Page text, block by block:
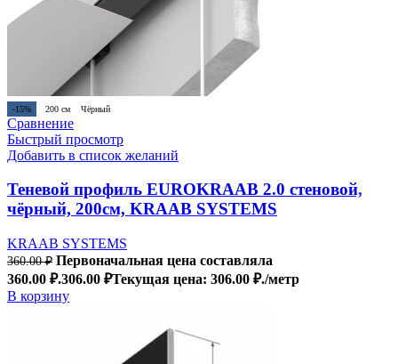
-15% 200 см Чёрный
Сравнение
Быстрый просмотр
Добавить в список желаний
Теневой профиль EUROKRAAB 2.0 стеновой,
чёрный, 200см, KRAAB SYSTEMS
KRAAB SYSTEMS
360.00₽ Первоначальная цена составляла
360.00 ₽.306.00 ₽Текущая цена: 306.00 ₽./метр
В корзину